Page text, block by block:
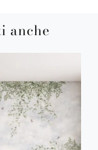
anche